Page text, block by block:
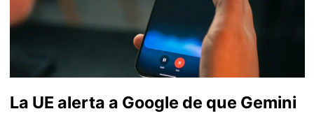
La UE alerta a Google de que Gemini